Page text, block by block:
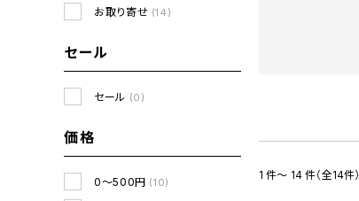
お取り寄せ (14)
セール
セール (0)
価格
0～500円 (10)
1 件～ 14 件（全14件）